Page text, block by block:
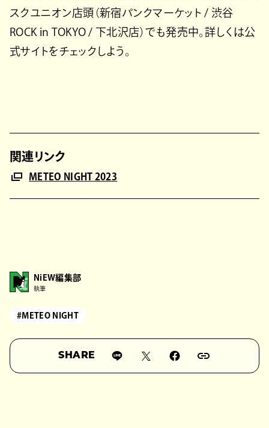
スクユニオン店頭（新宿パンクマーケット / 渋谷
ROCK in TOKYO / 下北沢店）でも発売中。詳しくは公
式サイトをチェックしよう。
関連リンク
METEO NIGHT 2023
NiEW編集部
執筆
#METEO NIGHT
SHARE